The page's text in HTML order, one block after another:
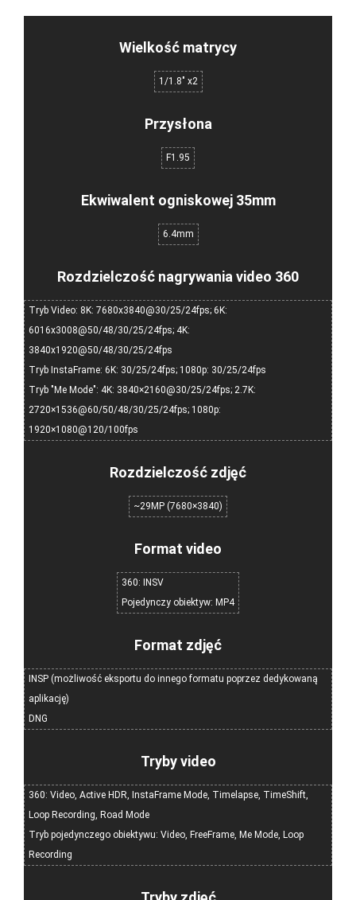
Wielkość matrycy
1/1.8" x2
Przysłona
F1.95
Ekwiwalent ogniskowej 35mm
6.4mm
Rozdzielczość nagrywania video 360
Tryb Video: 8K: 7680x3840@30/25/24fps; 6K:
6016x3008@50/48/30/25/24fps; 4K:
3840x1920@50/48/30/25/24fps
Tryb InstaFrame: 6K: 30/25/24fps; 1080p: 30/25/24fps
Tryb "Me Mode": 4K: 3840×2160@30/25/24fps; 2.7K:
2720×1536@60/50/48/30/25/24fps; 1080p:
1920×1080@120/100fps
Rozdzielczość zdjęć
~29MP (7680×3840)
Format video
360: INSV
Pojedynczy obiektyw: MP4
Format zdjęć
INSP (możliwość eksportu do innego formatu poprzez dedykowaną
aplikację)
DNG
Tryby video
360: Video, Active HDR, InstaFrame Mode, Timelapse, TimeShift,
Loop Recording, Road Mode
Tryb pojedynczego obiektywu: Video, FreeFrame, Me Mode, Loop
Recording